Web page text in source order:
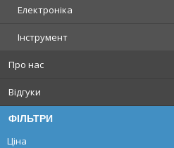
Електроніка
Інструмент
Про нас
Відгуки
ФІЛЬТРИ
Ціна